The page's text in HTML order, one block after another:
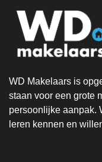
WD Makelaars is
staan voor een grote
persoonlijke aanpak.
leren kennen en